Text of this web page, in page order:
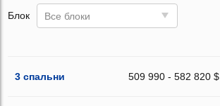
Блок Все блоки
3 спальни 509 990 - 582 820 $